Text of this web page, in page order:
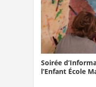
Soirée
l’Enfant École